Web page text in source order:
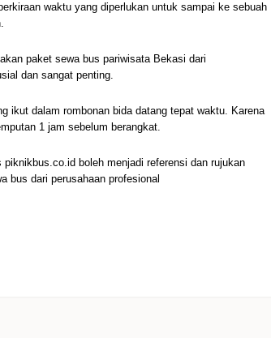
waktu yang diperlukan untuk sampai ke sebuah
paket sewa bus pariwisata Bekasi dari
dan sangat penting.
ikut dalam rombonan bida datang tepat waktu. Karena
1 jam sebelum berangkat.
boleh menjadi referensi dan rujukan
bus dari perusahaan profesional